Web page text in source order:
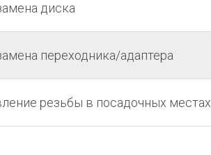
диска
переходника/адаптера
резьбы в посадочных местах